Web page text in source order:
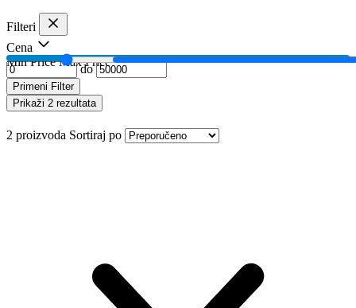
Filteri
Cena
Min Price Max Price
do
Primeni Filter
Prikaži 2 rezultata
2 proizvoda Sortiraj po